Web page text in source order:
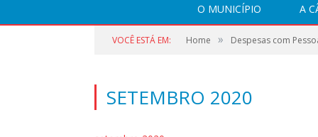
O MUNICÍPIO A
VOCÊ ESTÁ EM: Home » Despesas com
SETEMBRO 2020